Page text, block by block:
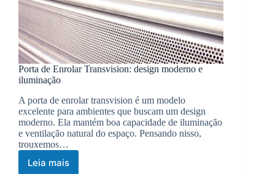
Porta de Enrolar Transvision: design moderno e
iluminação
A porta de enrolar transvision é um modelo
excelente para ambientes que buscam um design
moderno. Ela mantém boa capacidade de iluminação
e ventilação natural do espaço. Pensando nisso,
trouxemos…
Leia mais
Porta